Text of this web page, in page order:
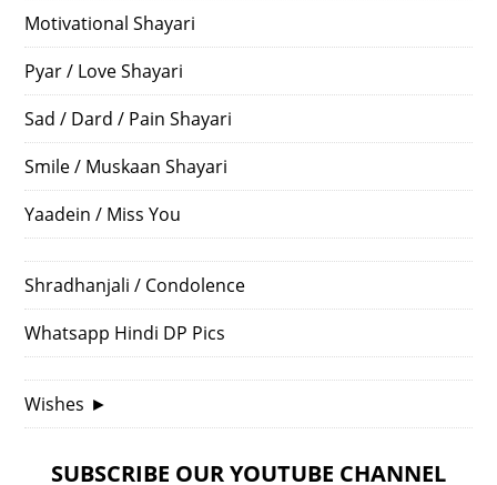
Motivational Shayari
Pyar / Love Shayari
Sad / Dard / Pain Shayari
Smile / Muskaan Shayari
Yaadein / Miss You
Shradhanjali / Condolence
Whatsapp Hindi DP Pics
Wishes ►
SUBSCRIBE OUR YOUTUBE CHANNEL